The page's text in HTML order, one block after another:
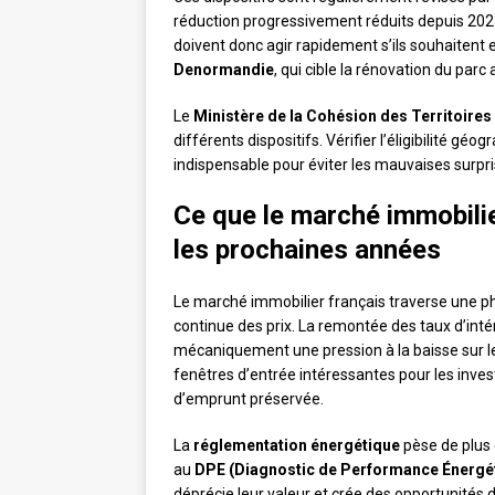
réduction progressivement réduits depuis
doivent donc agir rapidement s’ils
Denormandie, qui cible la rénovation du parc
Le Ministère de la Cohésion des Territoires
différents dispositifs. Vérifier l’éligibilité
indispensable pour éviter les mauvaises
Ce que le marché
les prochaines années
Le marché immobilier français traverse une
continue des prix. La remontée des taux
mécaniquement une pression à la baisse
fenêtres d’entrée intéressantes pour les
d’emprunt préservée.
La réglementation énergétiquepèse de plus
au DPE (Diagnostic de Performance